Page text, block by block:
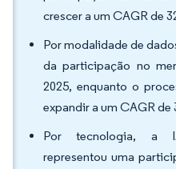
crescer a um CAGR de
Por modalidade de
da participação no
2025, enquanto o
expandir a um CAGR de
Por tecnologia, a
representou uma